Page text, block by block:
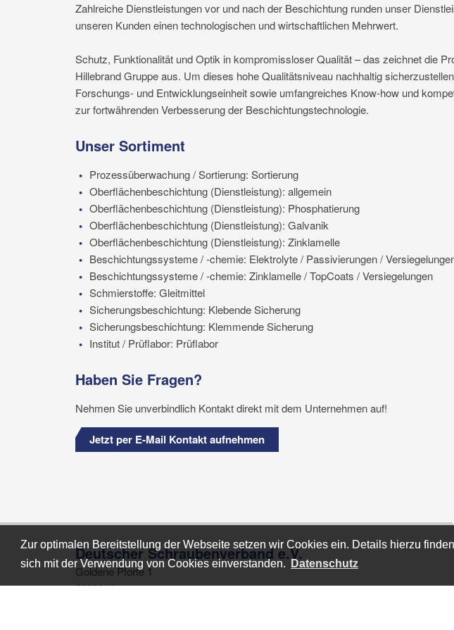
Zur optimalen Bereitstellung der Webseite setzen wir Cookies ein. Details hierzu
sich mit der Verwendung von Cookies einverstanden.
Datenschutz
Zur optimalen Bereitstellung der Webseite setzen wir Cookies ein. Details hierzu
sich mit der Verwendung von Cookies einverstanden.
Datenschutz
Zahlreiche Dienstleistungen vor und nach der Beschichtung runden unser
unseren Kunden einen technologischen und wirtschaftlichen Mehrwert.
Schutz, Funktionalität und Optik in kompromissloser Qualität – das zeichnet die
Hillebrand Gruppe aus. Um dieses hohe Qualitätsniveau nachhaltig
Forschungs- und Entwicklungseinheit sowie umfangreiches Know-how und
zur fortwährenden Verbesserung der Beschichtungstechnologie.
Unser Sortiment
Prozessüberwachung / Sortierung: Sortierung
Oberflächenbeschichtung (Dienstleistung): allgemein
Oberflächenbeschichtung (Dienstleistung): Phosphatierung
Oberflächenbeschichtung (Dienstleistung): Galvanik
Oberflächenbeschichtung (Dienstleistung): Zinklamelle
Beschichtungssysteme / -chemie: Elektrolyte / Passivierungen /
Beschichtungssysteme / -chemie: Zinklamelle / TopCoats / Versiegelungen
Schmierstoffe: Gleitmittel
Sicherungsbeschichtung: Klebende Sicherung
Sicherungsbeschichtung: Klemmende Sicherung
Institut / Prüflabor: Prüflabor
Haben Sie Fragen?
Nehmen Sie unverbindlich Kontakt direkt mit dem Unternehmen auf!
Jetzt per E-Mail Kontakt aufnehmen
Deutscher Schraubenverband e.V.
Goldene Pforte 1
58093 Hagen